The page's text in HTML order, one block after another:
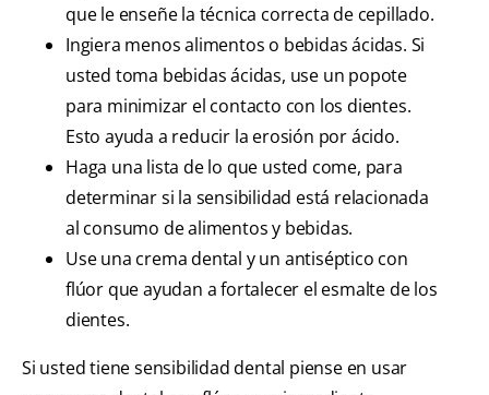
que le enseñe la técnica correcta de cepillado.
Ingiera menos alimentos o bebidas ácidas. Si
usted toma bebidas ácidas, use un popote
para minimizar el contacto con los dientes.
Esto ayuda a reducir la erosión por ácido.
Haga una lista de lo que usted come, para
determinar si la sensibilidad está relacionada
al consumo de alimentos y bebidas.
Use una crema dental y un antiséptico con
flúor que ayudan a fortalecer el esmalte de los
dientes.
Si usted tiene sensibilidad dental piense en usar